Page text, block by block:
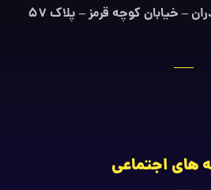
– خیابان کوچه قرمز – پلاک ۵۷
های اجتماعی